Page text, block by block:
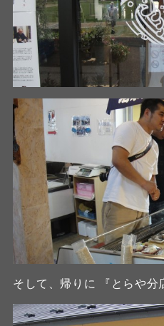
そして、帰りに 『とらや分